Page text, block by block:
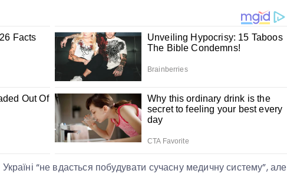
“не вдасться побудувати сучасну медичну систему”, але